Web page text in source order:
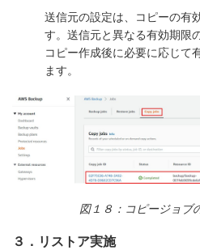
送信元の設定は、コピーの有
す。送信元と異なる有効期限
コピー作成後に必要に応じて
ます。
図１８：コピージョブ
３．リストア実施